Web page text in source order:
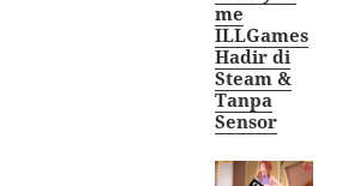
me
ILLGames
Hadir di
Steam &
Tanpa
Sensor